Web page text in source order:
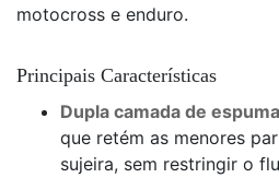
motocross e enduro.
Principais Características
Dupla camada de
que retém as menores
sujeira, sem restringir o